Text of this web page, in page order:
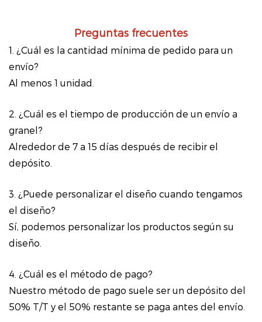
Preguntas frecuentes
1. ¿Cuál es la cantidad mínima de pedido para un
envío?
Al menos 1 unidad.
2. ¿Cuál es el tiempo de producción de un envío a
granel?
Alrededor de 7 a 15 días después de recibir el
depósito.
3. ¿Puede personalizar el diseño cuando tengamos
el diseño?
Sí, podemos personalizar los productos según su
diseño.
4. ¿Cuál es el método de pago?
Nuestro método de pago suele ser un depósito del
50% T/T y el 50% restante se paga antes del envío.